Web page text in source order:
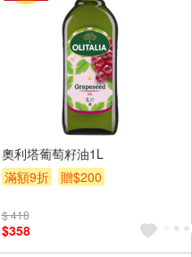
奧利塔葡萄籽油1L
滿額9折
贈$200
$ 418
$358